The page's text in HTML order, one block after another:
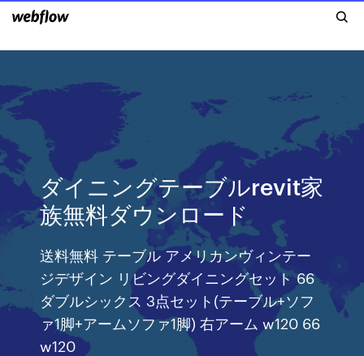
ダイニングテーブルrevit家
族無料ダウンロード
送料無料 テーブル アメリカンヴィンテー
ジデザイン リビングダイニングセット 66
ダブルシックス 3点セット(テーブル+ソフ
ァ1脚+アームソファ1脚) 右アーム w120 66
w120